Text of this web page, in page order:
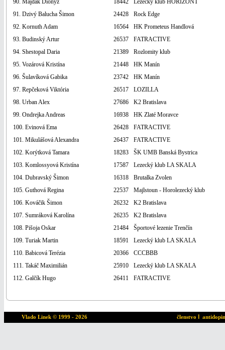
90. Majdák Dionýz 18442
Lezecký klub HORIZONT
91. Dzivý Balucha Šimon
24428
Rock Edge
92. Kornuth Adam
16564
HK Prometeus Handlová
93. Budinský Artur
26537
FATRACTIVE
94. Shestopal Daria
21389
Rozlomity klub
95. Vozárová Kristína
21448
HK Manín
96. Šulavíková Gabika
23742
HK Manín
97. Repčeková Viktória
26517
LOZILLA
98. Urban Alex
27686
K2 Bratislava
99. Ondrejka Andreas
16938
HK Zlaté Moravce
100. Evinová Ema
26428
FATRACTIVE
101. Mikulášová Alexandra
26437
FATRACTIVE
102. Korýtková Tamara
18283
ŠK UMB Banská Bystrica
103. Komlossyová Kristína
17587
Lezecký klub LA SKALA
104. Dubravský Šimon
16318
Brutalka Zvolen
105. Guthová Regina
22537
Majlstoun - Horolezecký klub
106. Kováčik Šimon
26232
K2 Bratislava
107. Sumráková Karolína
26235
K2 Bratislava
108. Pišoja Oskar
21484
Športové lezenie Trenčín
109. Turiak Martin
18591
Lezecký klub LA SKALA
110. Babicová Terézia
20366
CCCBBB
111. Takáč Maximilián
25910
Lezecký klub LA SKALA
112. Galčík Hugo
26411 FATRACTIVE
Vlado Linek© 1999 - 2026 členstvo